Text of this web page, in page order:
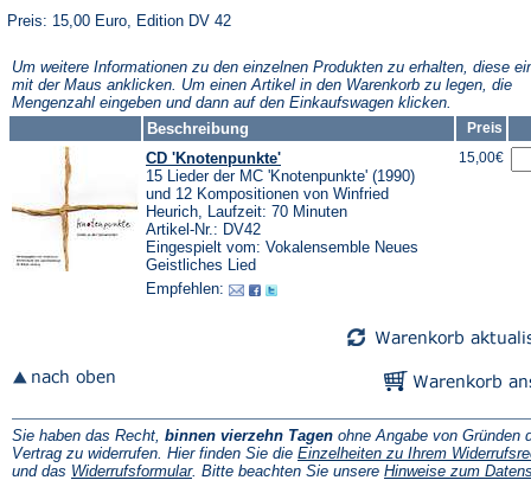
Preis: 15,00 Euro, Edition DV 42
Um weitere Informationen zu den einzelnen Produkten zu erhalten, diese
mit der Maus anklicken. Um einen Artikel in den Warenkorb zu legen, die
Mengenzahl eingeben und dann auf den Einkaufswagen klicken.
Beschreibung
Preis
CD 'Knotenpunkte'
15 Lieder der MC 'Knotenpunkte' (1990)
und 12 Kompositionen von Winfried
Heurich, Laufzeit: 70 Minuten
Artikel-Nr.: DV42
Eingespielt vom: Vokalensemble Neues
Geistliches Lied
Empfehlen:
15,00€
Sie haben das Recht, binnen vierzehn Tagen ohne Angabe von Gründen
Vertrag zu widerrufen. Hier finden Sie die Einzelheiten zu Ihrem
und das Widerrufsformular(Öffnet
. Bitte beachten Sie unsere Hinweise zum